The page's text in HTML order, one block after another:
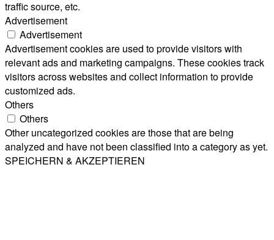
traffic source, etc.
Advertisement
Advertisement
Advertisement cookies are used to provide visitors with
relevant ads and marketing campaigns. These cookies track
visitors across websites and collect information to provide
customized ads.
Others
Others
Other uncategorized cookies are those that are being
analyzed and have not been classified into a category as yet.
SPEICHERN & AKZEPTIEREN